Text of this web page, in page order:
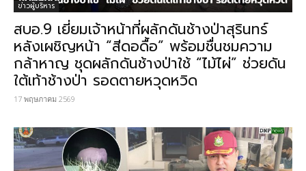
ข่าวผู้บริหาร
สบอ.9 เยี่ยมเจ้าหน้าที่ผลักดันช้างป่าสุรินทร์
หลังเผชิญหน้า “สีดอดื้อ” พร้อมชื่นชมความ
กล้าหาญ ชุดผลักดันช้างป่าใช้ “ไม้ไผ่” ช่วยดัน
ใต้เท้าช้างป่า รอดตายหวุดหวิด
17 พฤษภาคม 2569